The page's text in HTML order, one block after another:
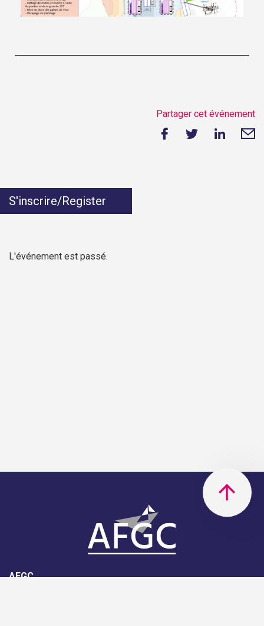
Partager cet événement
S'inscrire/Register
L'événement est passé.
AFGC